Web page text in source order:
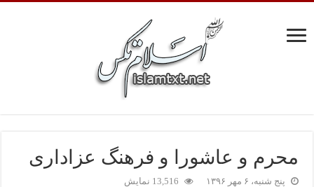
محرم و عاشورا و فرهنگ عزاداری
پنج شنبه، ۶ مهر ۱۳۹۶ 13,516 نمایش